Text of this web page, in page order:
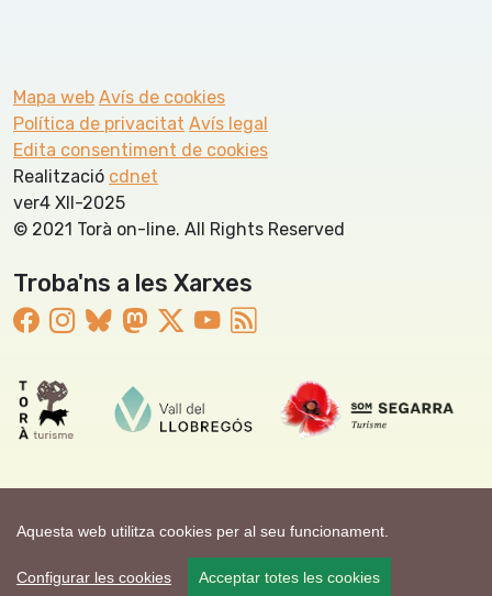
Aquesta web utilitza cookies per al seu funcionament.
Configurar les cookies Acceptar totes les cookies
Mapa web Avís de cookies
Política de privacitat Avís legal
Edita consentiment de cookies
Realització cdnet
ver4 XII-2025
© 2021 Torà on-line. All Rights Reserved
Troba'ns a les Xarxes